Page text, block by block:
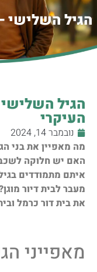
הגיל השלישי
הגיל
העיקרי
נובמבר 14, 2024
מה מאפיין את בני
האם יש חלוקה
איתם מתמודדים
מעבר לבית דיור
את בית דור כרמל
מאפייני